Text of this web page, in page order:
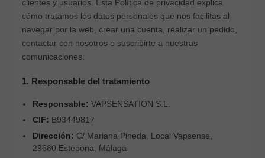
clientes y usuarios. Esta Política de privacidad explica
cómo tratamos los datos personales que nos facilitas al
navegar por la web, crear una cuenta, realizar un pedido,
contactar con nosotros o suscribirte a nuestras
comunicaciones.
1. Responsable del tratamiento
Responsable: VAPSENSATION S.L.
CIF: B93449817
Dirección: C/ Mariana Pineda, Local Vapsense,
29680 Estepona, Málaga